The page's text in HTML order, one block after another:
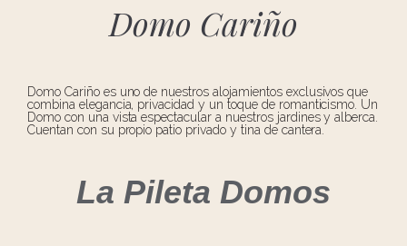
Domo Cariño
Domo Cariño es uno de nuestros alojamientos exclusivos que
combina elegancia, privacidad y un toque de romanticismo. Un
Domo con una vista espectacular a nuestros jardines y alberca.
Cuentan con su propio patio privado y tina de cantera.
La Pileta Domos